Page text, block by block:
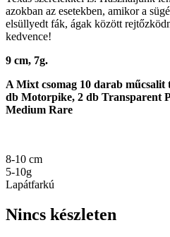
azokban az esetekben, amikor a
elsüllyedt fák, ágak között
kedvence!
9 cm, 7g.
A Mixt csomag 10 darab
db Motorpike, 2 db Transparent
Medium Rare
8-10 cm
5-10g
Lapátfarkú
Nincs készleten